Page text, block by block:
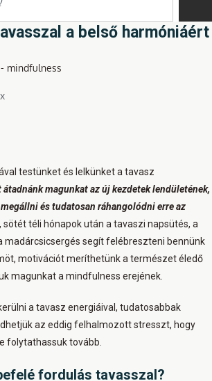
a belső harmóniáért
testünket és lelkünket a tavasz
magunkat az új kezdetek lendületének,
és tudatosan ráhangolódni erre az
sötét téli hónapok után a tavaszi napsütés, a
madárcsicsergés segít felébreszteni bennünk
motivációt meríthetünk a természet éledő
magunkat a mindfulness erejének.
a tavasz energiáival, tudatosabbak
az eddig felhalmozott stresszt, hogy
folytathassuk tovább.
fordulás tavasszal?